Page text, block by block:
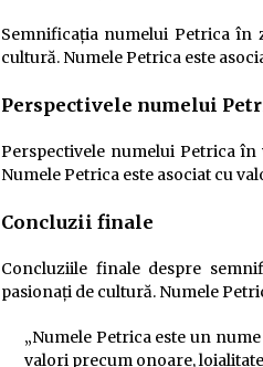
Semnificația numelui Petrica în
cultură. Numele Petrica este
Perspectivele numelui
Perspectivele numelui Petrica
Numele Petrica este asociat cu
Concluzii finale
Concluziile finale despre
pasionați de cultură. Numele
„Numele Petrica este un
valori precum onoare, loialitate